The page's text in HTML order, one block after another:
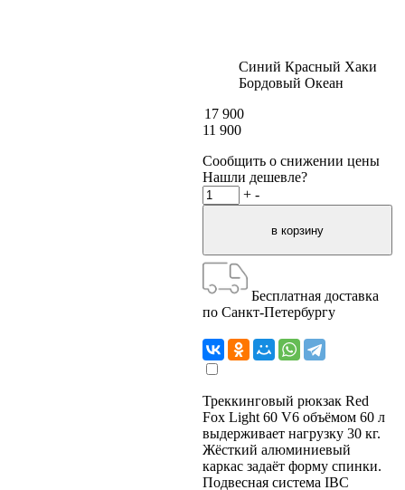
Синий Красный Хаки
Бордовый Океан
17 900
11 900
Сообщить о снижении цены
Нашли дешевле?
+ -
Бесплатная доставка
по Санкт-Петербургу
Треккинговый рюкзак Red
Fox Light 60 V6 объёмом 60 л
выдерживает нагрузку 30 кг.
Жёсткий алюминиевый
каркас задаёт форму спинки.
Подвесная система IBC